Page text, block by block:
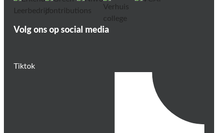
Volg ons op social media
Tiktok